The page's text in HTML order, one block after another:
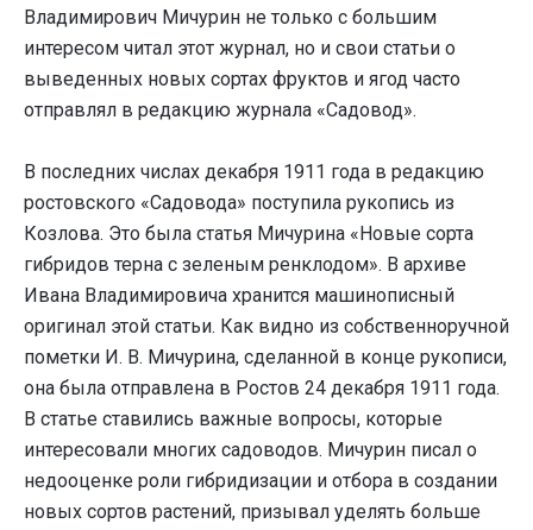
Владимирович Мичурин не только с большим
интересом читал этот журнал, но и свои статьи о
выведенных новых сортах фруктов и ягод часто
отправлял в редакцию журнала «Садовод».
В последних числах декабря 1911 года в редакцию
ростовского «Садовода» поступила рукопись из
Козлова. Это была статья Мичурина «Новые сорта
гибридов терна с зеленым ренклодом». В архиве
Ивана Владимировича хранится машинописный
оригинал этой статьи. Как видно из собственноручной
пометки И. В. Мичурина, сделанной в конце рукописи,
она была отправлена в Ростов 24 декабря 1911 года.
В статье ставились важные вопросы, которые
интересовали многих садоводов. Мичурин писал о
недооценке роли гибридизации и отбора в создании
новых сортов растений, призывал уделять больше